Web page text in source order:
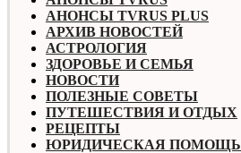
АНОНСЫ TVRUS PLUS
АРХИВ НОВОСТЕЙ
АСТРОЛОГИЯ
ЗДОРОВЬЕ И СЕМЬЯ
НОВОСТИ
ПОЛЕЗНЫЕ СОВЕТЫ
ПУТЕШЕСТВИЯ И ОТДЫХ
РЕЦЕПТЫ
ЮРИДИЧЕСКАЯ ПОМОЩЬ